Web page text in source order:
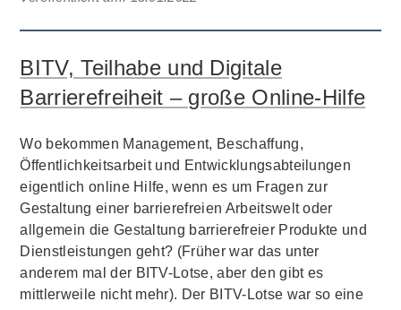
BITV, Teilhabe und Digitale
Barrierefreiheit – große Online-Hilfe
Wo bekommen Management, Beschaffung,
Öffentlichkeitsarbeit und Entwicklungsabteilungen
eigentlich online Hilfe, wenn es um Fragen zur
Gestaltung einer barrierefreien Arbeitswelt oder
allgemein die Gestaltung barrierefreier Produkte und
Dienstleistungen geht? (Früher war das unter
anderem mal der BITV-Lotse, aber den gibt es
mittlerweile nicht mehr). Der BITV-Lotse war so eine